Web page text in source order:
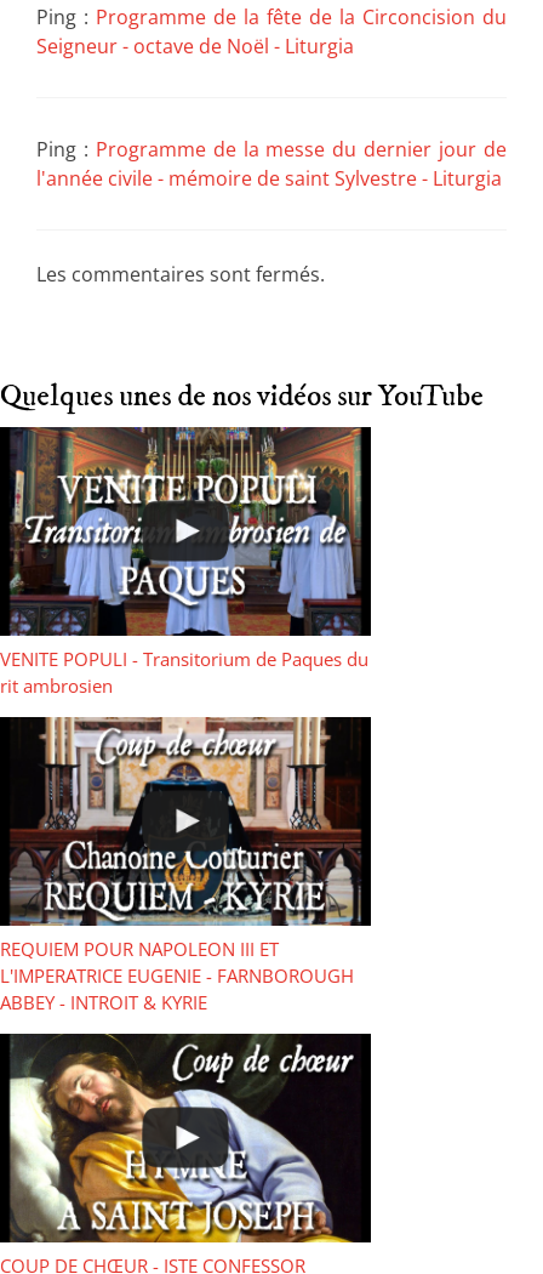
Ping : Programme de la fête de la Circoncision du
Seigneur - octave de Noël - Liturgia
Ping : Programme de la messe du dernier jour de
l'année civile - mémoire de saint Sylvestre - Liturgia
Les commentaires sont fermés.
Quelques unes de nos vidéos sur YouTube
VENITE POPULI - Transitorium de Paques du
rit ambrosien
REQUIEM POUR NAPOLEON III ET
L'IMPERATRICE EUGENIE - FARNBOROUGH
ABBEY - INTROIT & KYRIE
COUP DE CHŒUR - ISTE CONFESSOR